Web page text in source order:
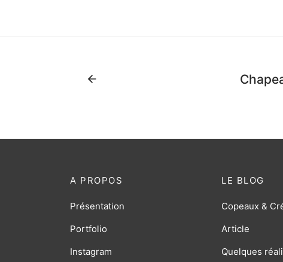
LE BLOG
Copeaux &
Article
Quelques
A PROPOS
Présentation
Portfolio
Instagram